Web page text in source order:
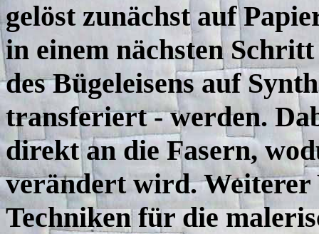
gelöst zunächst auf
in einem nächsten
des Bügeleisens auf
transferiert - werden.
direkt an die Fasern,
verändert wird.
Techniken für die